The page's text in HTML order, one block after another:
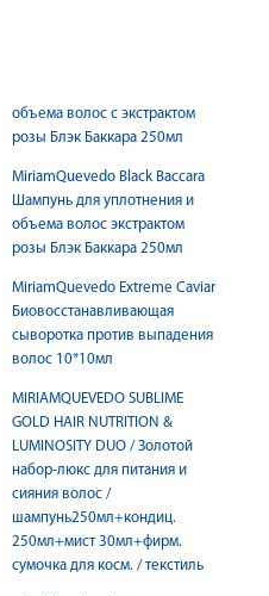
объема волос с экстрактом
розы Блэк Баккара 250мл
MiriamQuevedo Black Baccara
Шампунь для уплотнения и
объема волос экстрактом
розы Блэк Баккара 250мл
MiriamQuevedo Extreme Caviar
Биовосстанавливающая
сыворотка против выпадения
волос 10*10мл
MIRIAMQUEVEDO SUBLIME
GOLD HAIR NUTRITION &
LUMINOSITY DUO / Золотой
набор-люкс для питания и
сияния волос /
шампунь250мл+кондиц.
250мл+мист 30мл+фирм.
сумочка для косм. / текстиль